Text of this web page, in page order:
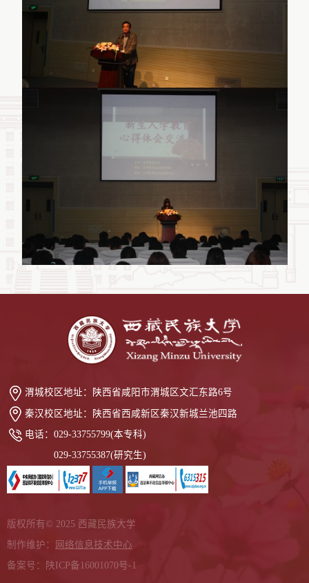
渭城校区地址： 陕西省咸阳市渭城区文汇东路6号
秦汉校区地址： 陕西省西咸新区秦汉新城兰池四路
电话： 029-33755799(本专科)
029-33755387(研究生)
版权所有© 2025 西藏民族大学
制作维护：
网络信息技术中心
备案号：陕ICP备16001070号-1